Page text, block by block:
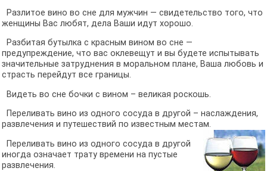
Разлитое вино во сне для мужчин — свидетельство того, что
женщины Вас любят, дела Ваши идут хорошо.
Разбитая бутылка с красным вином во сне —
предупреждение, что вас оклевещут и вы будете испытывать
значительные затруднения в моральном плане, Ваша любовь и
страсть перейдут все границы.
Видеть во сне бочки с вином – великая роскошь.
Переливать вино из одного сосуда в другой – наслаждения,
развлечения и путешествий по известным местам.
Переливать вино из одного сосуда в другой
иногда означает трату времени на пустые
развлечения.